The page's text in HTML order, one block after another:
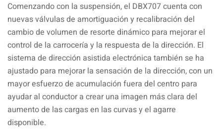
Comenzando con la suspensión, el DBX707 cuenta con
nuevas válvulas de amortiguación y recalibración del
cambio de volumen de resorte dinámico para mejorar el
control de la carrocería y la respuesta de la dirección. El
sistema de dirección asistida electrónica también se ha
ajustado para mejorar la sensación de la dirección, con un
mayor esfuerzo de acumulación fuera del centro para
ayudar al conductor a crear una imagen más clara del
aumento de las cargas en las curvas y el agarre
disponible.